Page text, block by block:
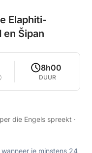
Elaphiti-
en Šipan
8h00
DUUR
die Engels spreekt ·
je minstens 24